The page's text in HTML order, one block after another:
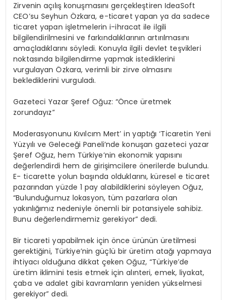
Zirvenin açılış konuşmasını gerçekleştiren IdeaSoft
CEO’su Seyhun Özkara, e-ticaret yapan ya da sadece
ticaret yapan işletmelerin i-ihracat ile ilgili
bilgilendirilmesini ve farkındalıklarının artırılmasını
amaçladıklarını söyledi. Konuyla ilgili devlet teşvikleri
noktasında bilgilendirme yapmak istediklerini
vurgulayan Özkara, verimli bir zirve olmasını
beklediklerini vurguladı.
Gazeteci Yazar Şeref Oğuz: “Önce üretmek
zorundayız”
Moderasyonunu Kıvılcım Mert’ in yaptığı ‘Ticaretin Yeni
Yüzyılı ve Geleceği Paneli’nde konuşan gazeteci yazar
Şeref Oğuz, hem Türkiye’nin ekonomik yapısını
değerlendirdi hem de girişimcilere önerilerde bulundu.
E- ticarette yolun başında olduklarını, küresel e ticaret
pazarından yüzde 1 pay alabildiklerini söyleyen Oğuz,
“Bulunduğumuz lokasyon, tüm pazarlara olan
yakınlığımız nedeniyle önemli bir potansiyele sahibiz.
Bunu değerlendirmemiz gerekiyor” dedi.
Bir ticareti yapabilmek için önce ürünün üretilmesi
gerektiğini, Türkiye’nin güçlü bir üretim atağı yapmaya
ihtiyacı olduğuna dikkat çeken Oğuz, “Türkiye’de
üretim iklimini tesis etmek için alınteri, emek, liyakat,
çaba ve adalet gibi kavramların yeniden yükselmesi
gerekiyor” dedi.